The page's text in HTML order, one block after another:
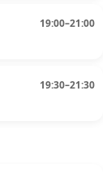
19:00–21:00
19:30–21:30